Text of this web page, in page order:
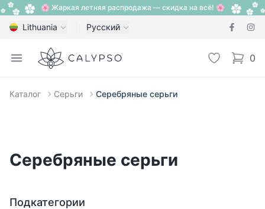
🌸 Жаркая летняя распродажа — скидка на всё! 🌸
Lithuania Русский
Open menu
Calypso Избранное
0
items
Каталог Серьги Серебряные серьги
Серебряные серьги
Подкатегории